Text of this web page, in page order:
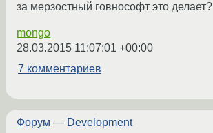
за мерзостный говнософт это делает?
mongo
28.03.2015 11:07:01 +00:00
7 комментариев
Форум — Development